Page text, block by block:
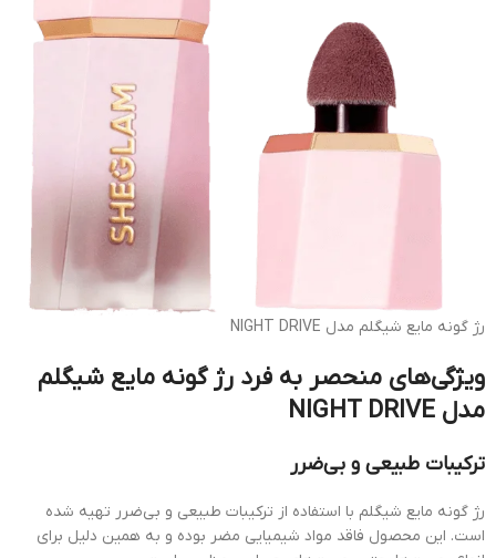
رژ گونه مایع شیگلم مدل NIGHT DRIVE
ویژگی‌های منحصر به فرد رژ گونه مایع شیگلم
مدل NIGHT DRIVE
ترکیبات طبیعی و بی‌ضرر
رژ گونه مایع شیگلم با استفاده از ترکیبات طبیعی و بی‌ضرر تهیه شده
است. این محصول فاقد مواد شیمیایی مضر بوده و به همین دلیل برای